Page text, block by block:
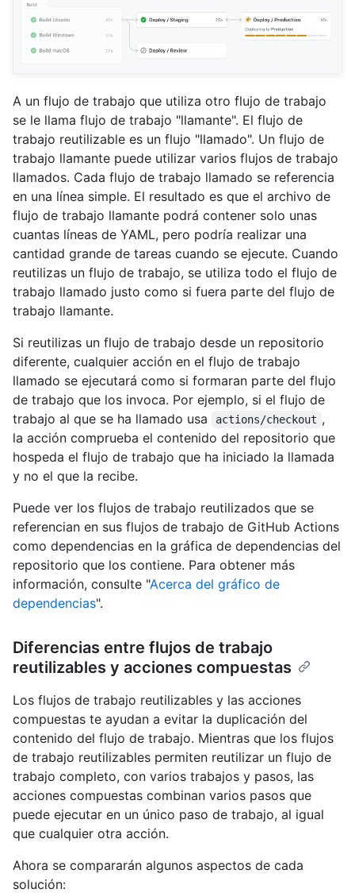
A un flujo de trabajo que utiliza otro flujo de trabajo
se le llama flujo de trabajo "llamante". El flujo de
trabajo reutilizable es un flujo "llamado". Un flujo de
trabajo llamante puede utilizar varios flujos de trabajo
llamados. Cada flujo de trabajo llamado se referencia
en una línea simple. El resultado es que el archivo de
flujo de trabajo llamante podrá contener solo unas
cuantas líneas de YAML, pero podría realizar una
cantidad grande de tareas cuando se ejecute. Cuando
reutilizas un flujo de trabajo, se utiliza todo el flujo de
trabajo llamado justo como si fuera parte del flujo de
trabajo llamante.
Si reutilizas un flujo de trabajo desde un repositorio
diferente, cualquier acción en el flujo de trabajo
llamado se ejecutará como si formaran parte del flujo
de trabajo que los invoca. Por ejemplo, si el flujo de
trabajo al que se ha llamado usa
actions/checkout ,
la acción comprueba el contenido del repositorio que
hospeda el flujo de trabajo que ha iniciado la llamada
y no el que la recibe.
Puede ver los flujos de trabajo reutilizados que se
referencian en sus flujos de trabajo de GitHub Actions
como dependencias en la gráfica de dependencias del
repositorio que los contiene. Para obtener más
información, consulte "Acerca del gráfico de
dependencias".
Diferencias entre flujos de trabajo
reutilizables y acciones compuestas
Los flujos de trabajo reutilizables y las acciones
compuestas te ayudan a evitar la duplicación del
contenido del flujo de trabajo. Mientras que los flujos
de trabajo reutilizables permiten reutilizar un flujo de
trabajo completo, con varios trabajos y pasos, las
acciones compuestas combinan varios pasos que
puede ejecutar en un único paso de trabajo, al igual
que cualquier otra acción.
Ahora se compararán algunos aspectos de cada
solución: